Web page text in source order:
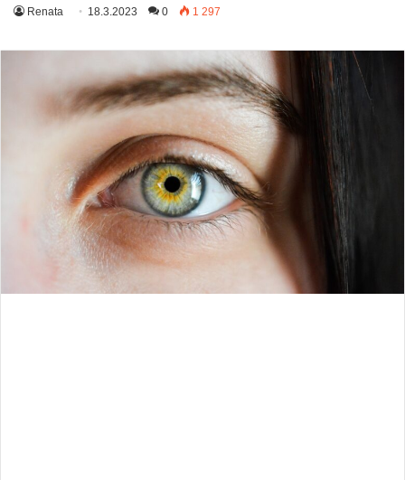
Renata 18.3.2023 0 1 297